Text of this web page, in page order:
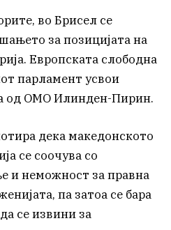
во Брисел се
за позицијата на
Европската слободна
парламент усвои
од ОМО Илинден-Пирин.
дека македонското
се соочува со
и неможност за правна
па затоа се бара
се извини за